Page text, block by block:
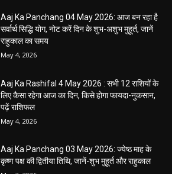
Aaj Ka Panchang 04 May 2026: आज बन रहा है
सर्वार्थ सिद्धि योग, नोट करें दिन के शुभ-अशुभ मुहूर्त, जानें
राहुकाल का समय
May 4, 2026
Aaj Ka Rashifal 4 May 2026 : सभी 12 राशियों के
लिए कैसा रहेगा आज का दिन, किसे होगा फायदा-नुकसान,
पढ़ें राशिफल
May 4, 2026
Aaj Ka Panchang 03 May 2026: ज्येष्ठ माह के
कृष्ण पक्ष की द्वितीया तिथि, जानें-शुभ मुहूर्त और राहुकाल